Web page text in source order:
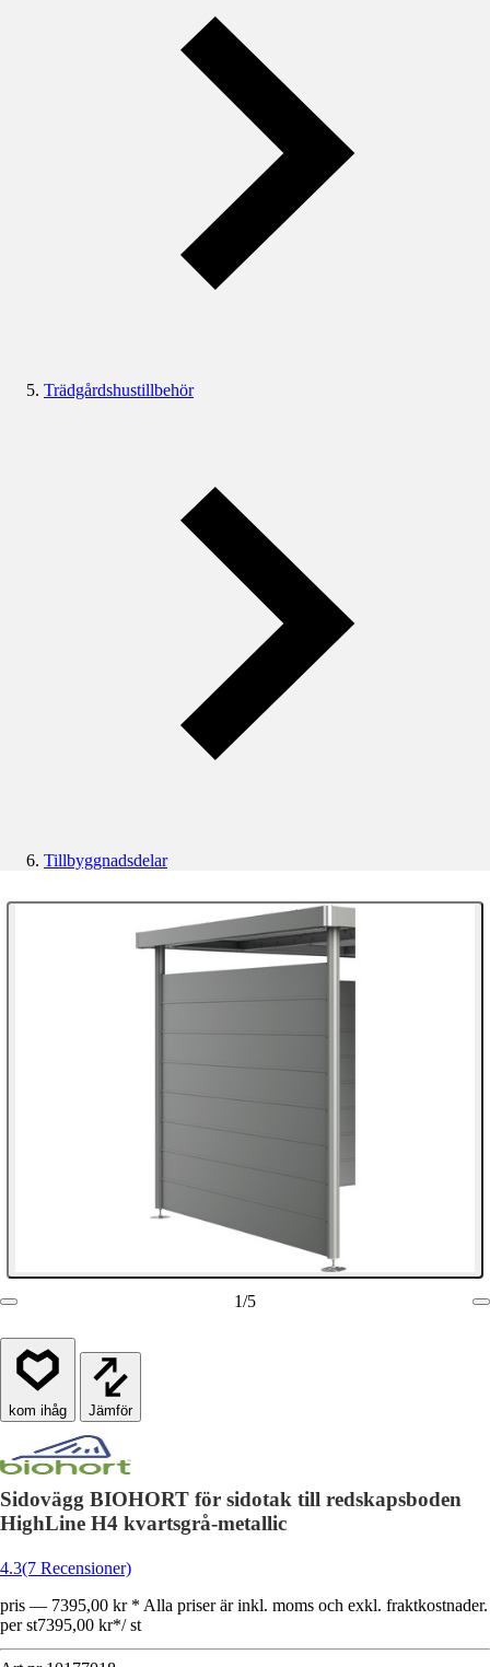
Trädgårdshustillbehör
Tillbyggnadsdelar
1/5
Jämför
Sidovägg BIOHORT för sidotak till redskapsboden
HighLine H4 kvartsgrå-metallic
4.3(7 Recensioner)
pris — 7395,00 kr * Alla priser är inkl. moms och exkl. fraktkostnader.
per st7395,00 kr*/ st